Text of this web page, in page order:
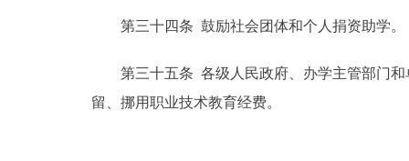
第三十四条 鼓励社会团体和个人捐资助学。
第三十五条 各级人民政府、办学主管部门和
留、挪用职业技术教育经费。